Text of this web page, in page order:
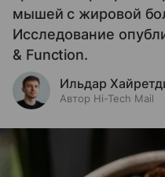
мышей с жировой
Исследование
& Function.
Ильдар
Автор Hi-Tech Mail